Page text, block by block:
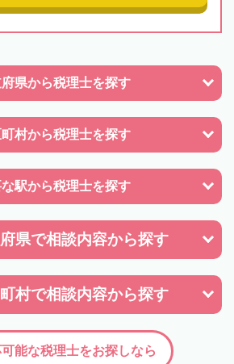
県から税理士を探す
村から税理士を探す
駅から税理士を探す
県で相談内容から探す
村で相談内容から探す
能な税理士をお探しなら